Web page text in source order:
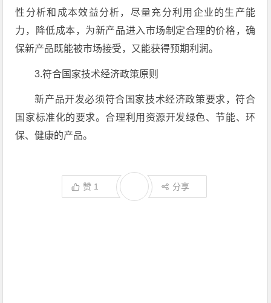
性分析和成本效益分析，尽量充分利用企业的生产能
力，降低成本，为新产品进入市场制定合理的价格，确
保新产品既能被市场接受，又能获得预期利润。
3.符合国家技术经济政策原则
新产品开发必须符合国家技术经济政策要求，符合
国家标准化的要求。合理利用资源开发绿色、节能、环
保、健康的产品。
赞 1 分享